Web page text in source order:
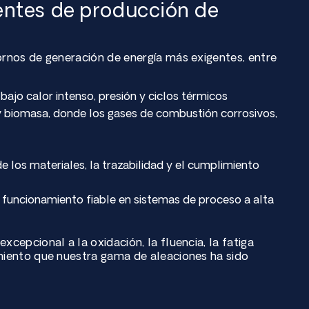
de producción de
de generación de energía más exigentes, entre
calor intenso, presión y ciclos térmicos
donde los gases de combustión corrosivos,
los materiales, la trazabilidad y el cumplimiento
fiable en sistemas de proceso a alta
a la oxidación, la fluencia, la fatiga
que nuestra gama de aleaciones ha sido